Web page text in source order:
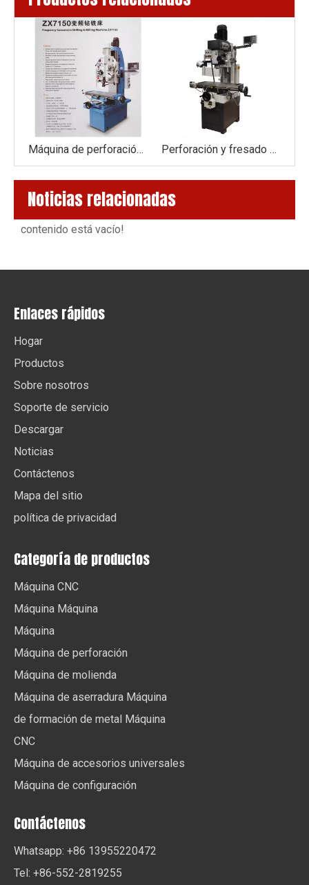
Máquina de perforación y fresado ZX7150 Perforación y fresado Macinexz50c
Noticias relacionadas
contenido está vacío!
Enlaces rápidos
Hogar
Productos
Sobre nosotros
Soporte de servicio
Descargar
Noticias
Contáctenos
Mapa del sitio
política de privacidad
Categoría de productos
Máquina CNC
Máquina Máquina
Máquina
Máquina de perforación
Máquina de molienda
Máquina de aserradura Máquina
de formación de metal Máquina
CNC
Máquina de accesorios universales
Máquina de configuración
Contáctenos
Whatsapp: +86 13955220472
Tel: +86-552-2819255